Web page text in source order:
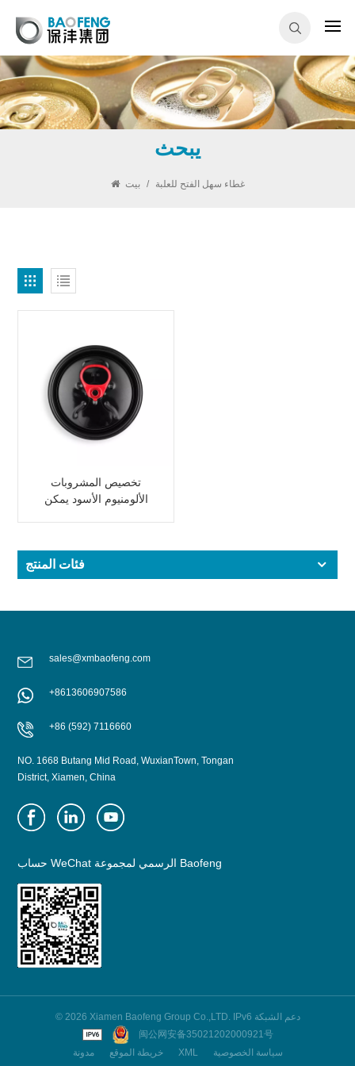
يبحث
بيت / غطاء سهل الفتح للعلبة
تخصيص المشروبات
الألومنيوم الأسود يمكن
فئات المنتج
sales@xmbaofeng.com
+8613606907586
+86 (592) 7116660
NO. 1668 Butang Mid Road, WuxianTown, Tongan
District, Xiamen, China
حساب WeChat الرسمي لمجموعة Baofeng
© 2026 Xiamen Baofeng Group Co.,LTD. IPv6 دعم الشبكة
闽公网安备35021202000921号
مدونة
خريطة الموقع XML سياسة الخصوصية